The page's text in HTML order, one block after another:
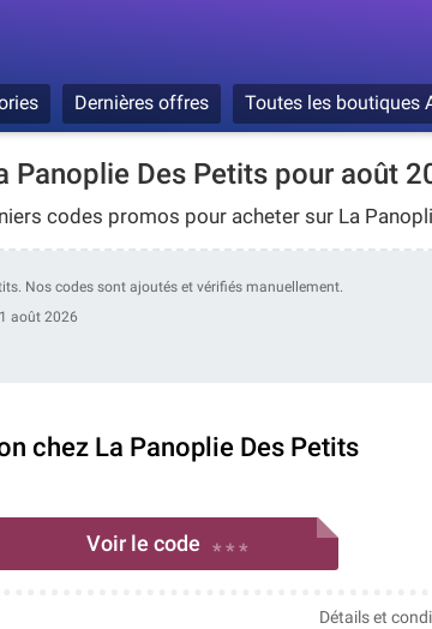
Dernières offres Toutes les boutiques
Panoplie Des Petits pour août
codes promos pour acheter sur La
Nos codes sont ajoutés et vérifiés manuellement.
1 août 2026
chez La Panoplie Des Petits
Voir le code * * *
Détails et